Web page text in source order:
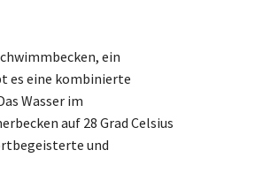
ein
es eine kombinierte
Wasser im
auf 28 Grad Celsius
und